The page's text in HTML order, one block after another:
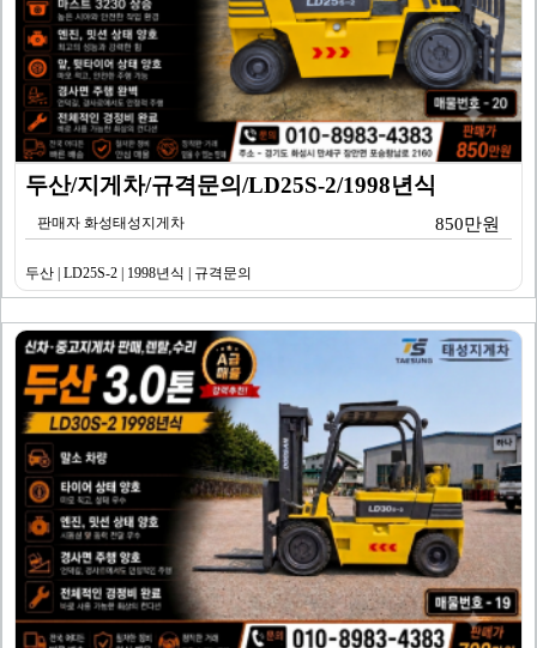
두산/지게차/규격문의/LD25S-2/1998년식
판매자 화성태성지게차 850만원
두산 | LD25S-2 | 1998년식 | 규격문의